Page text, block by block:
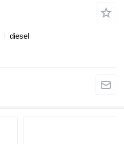
diesel